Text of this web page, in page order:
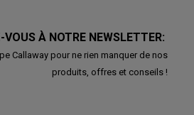
À NOTRE NEWSLETTER:
Callaway pour ne rien manquer de nos
produits, offres et conseils !